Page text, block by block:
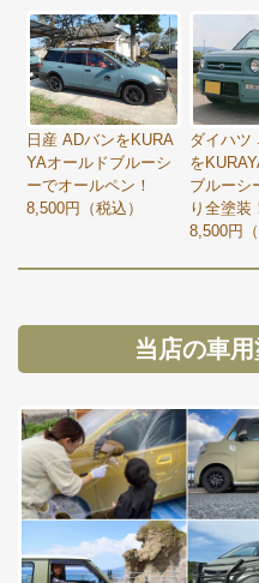
日産 ADバンをKURA
YAオールドブルーシ
ーでオールペン！
8,500円（税込）
ダイハツ
を
ブルーシ
り全塗装
8,500円（
当店の車